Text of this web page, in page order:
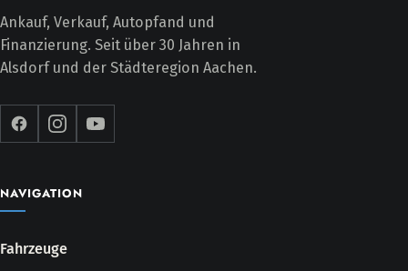
Ankauf, Verkauf, Autopfand und
Finanzierung. Seit über 30 Jahren in
Alsdorf und der Städteregion Aachen.
NAVIGATION
Fahrzeuge